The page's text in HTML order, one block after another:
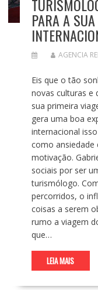
PARA A
AGENCIA
Eis que o tão
novas culturas e
sua primeira
gera uma boa
internacional
como ansiedade
motivação.
sociais por ser
turismólogo.
percorridos, o
coisas a serem
rumo a viagem
que…
LEIA MAIS